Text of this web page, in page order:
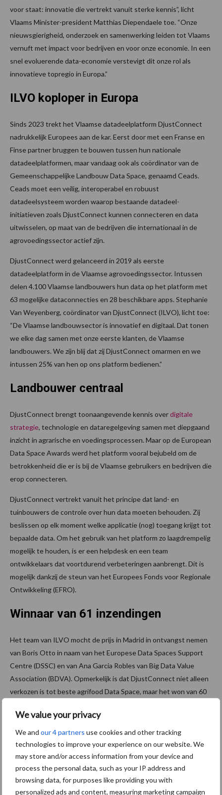
We value your privacy
We and our 4 partners use cookies and other tracking
technologies to improve your experience on our website. We
may store and/or access information from your device and
process the personal data, such as your IP address and
browsing data, for purposes like providing you with
personalized ads and content, measuring marketing campaign
voor staat: innovatie die vertrekt vanuit sterke kennis”, licht
Vlaams Minister-president Matthias Diependaele toe. “Onze
nieuwsgierigheid, onderzoek en samenwerking leiden tot Vlaams
vernuft met impact voor bedrijven en voor onze economie. In een
snel evoluerende data-economie verstevigt dit onze rol als
innovatieve topregio in Europa.”
ILVO koploper in Europa
Sinds 2023 trekt het Vlaamse datadeelplatform DjustConnect
nadrukkelijk Europees aan de kar. Eerst door met een Franse en
Finse partner bruggen te bouwen tussen hun nationale
datadeelplatformen, maar vandaag ook als coördinator van de
Gemeenschappelijke Landbouw Data Space, genaamd Ceads.
Ceads moet een veilig, interoperabel en robuust
datadeelsysteem worden waarop bestaande datadeel-
initiatieven zoals DjustConnect kunnen connecteren en data
uitwisselen, op maat van de bedrijven die internationaal in de
agrovoedingssector actief zijn.
DjustConnect werd gelanceerd in 2019 als eerste
datadeelplatform in de Vlaamse agrovoedingssector. Intussen
delen 4.100 Vlaamse landbouwers hun data op het platform met
63 mogelijke dataconnecties en 28 beschikbare apps. Stephanie
Van Weyenberg, coördinator van DjustConnect (ILVO), licht toe:
“De Vlaamse landbouwsector is innovatief en digitaal. Dat tonen
we elke dag samen met onze eerste klanten, de Vlaamse
landbouwers. We zijn blij dat zij DjustConnect omarmen en we
intussen 25% van hen op ons platform bedienen.”
Landbouwer centraal
DjustConnect brengt toonaangevende kennis overdigitale
strategie, technologie en dataregelgeving samen met diepgaand
inzicht in agrarische en voedingsprocessen. Maar op de European
Data Space Awards werd het platform vooral bejubeld om de
betrokkenheid die er is bij de Vlaamse gebruikers en bedrijven die
erop connecteren.
DjustConnect vertrekt vanuit het principe dat land- en
tuinbouwers de controle over hun data moeten behouden. Zij
beslissen op elk moment welke applicatie (nog) toegang krijgt tot
bepaalde data. Om het gebruik van het platform zo laagdrempelig
mogelijk te houden, is er een helpdesk en een team
ontwikkelaars dat voortdurend verbeteringen aanbrengt. Dit is
mogelijk dankzij de steun van het Europees Fonds voor Regionale
Ontwikkeling (EFRO).
Winnaar van 61 inzendingen
Het team van ILVO mocht de prijs in Madrid in ontvangst nemen
van Boris Otto in naam van het Europese Data Spaces Support
Centre (DSSC) en van Ana Garcia Robles van Big Data Value
Association (BDVA). Opmerkelijk is dat DjustConnect niet alleen
verkozen is tot beste agrifood Data Space, maar het won van 60
in dezelfde categorie waren een datadeelplatform in de auto-
industrie (Catena-X) en een Frans overheidsplatform
(data.gouv.fr).
Themapagina's